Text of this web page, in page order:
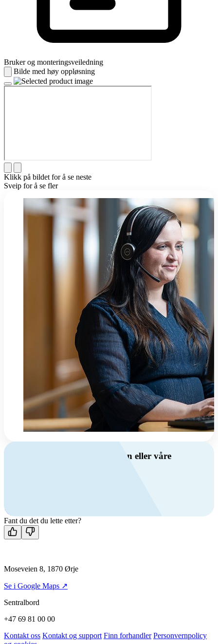
Bruker og monteringsveiledning
Bilde med høy oppløsning
Klikk på bildet for å se neste
Sveip for å se fler
Har du spørsmål om ventilasjon eller våre
Kontakt oss
Fant du det du lette etter?
Moseveien 8, 1870 Ørje
Se i Google Maps ↗
Sentralbord
+47 69 81 00 00
Kontakt oss Kontakt og support Finn forhandler Personvernpolicy